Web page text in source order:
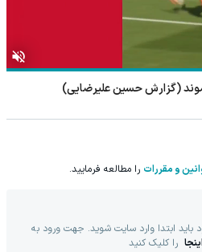
(گزارش حسین علیرضایی)
و مقررات را مطالعه فرمایید.
باید ابتدا وارد سایت شوید. جهت ورود به
اینجا را کلیک کنید